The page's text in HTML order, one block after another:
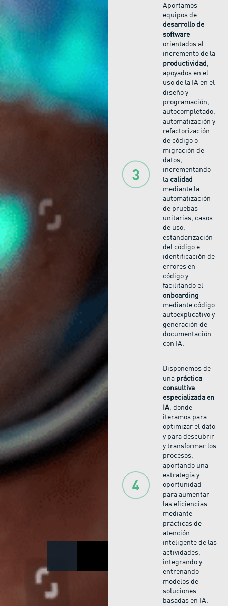
Aportamos
equipos de
desarrollo de
software
orientados al
incremento de la
productividad,
apoyados en el
uso de la IA en el
diseño y
programación,
autocompletado,
automatización y
refactorización
de código o
migración de
datos,
incrementando
la calidad
mediante la
automatización
de pruebas
unitarias, casos
de uso,
estandarización
del código e
identificación de
errores en
código y
facilitando el
onboarding
mediante código
autoexplicativo y
generación de
documentación
con IA.
Disponemos de
una práctica
consultiva
especializada en
IA, donde
iteramos para
optimizar el dato
y para descubrir
y transformar los
procesos,
aportando una
estrategia y
oportunidad
para aumentar
las eficiencias
mediante
prácticas de
atención
inteligente de las
actividades,
integrando y
entrenando
modelos de
soluciones
basadas en IA.